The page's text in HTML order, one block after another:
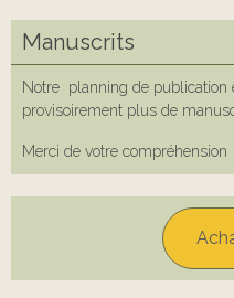
Manuscrits
Notre planning de publication
provisoirement plus de
Merci de votre compréhension